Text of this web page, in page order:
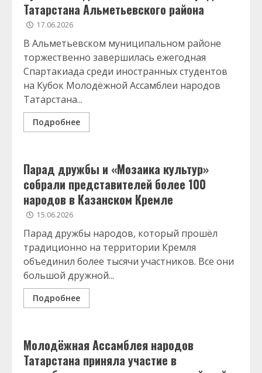
Татарстана Альметьевского района
17.06.2026
В Альметьевском муниципальном районе
торжественно завершилась ежегодная
Спартакиада среди иностранных студентов
на Кубок Молодёжной Ассамблеи народов
Татарстана...
Подробнее
Парад дружбы и «Мозаика культур»
собрали представителей более 100
народов в Казанском Кремле
15.06.2026
Парад дружбы народов, который прошёл
традиционно на территории Кремля
объединил более тысячи участников. Все они
большой дружной...
Подробнее
Молодёжная Ассамблея народов
Татарстана приняла участие в